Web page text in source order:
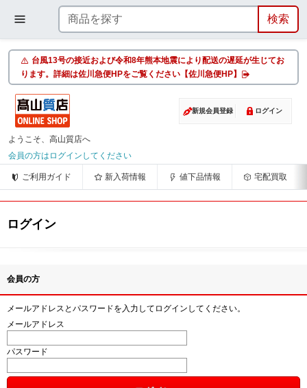
台風13号の接近および令和8年熊本地震により配送の遅延が生じてお
ります。詳細は佐川急便HPをご覧ください【佐川急便HP】
新規会員登録 ログイン
ようこそ、高山質店へ
会員の方はログインしてください
ご利用ガイド 新入荷情報 値下品情報 宅配買取
ログイン
会員の方
メールアドレスとパスワードを入力してログインしてください。
メールアドレス
パスワード